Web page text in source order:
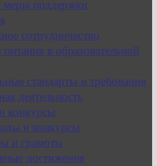
меры поддержки
сотрудничество
в образовательной
стандарты и требования
деятельность
конкурсы
и конкурсы
и грамоты
достижения